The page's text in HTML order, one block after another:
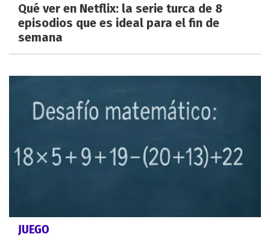
Qué ver en Netflix: la serie turca de 8
episodios que es ideal para el fin de
semana
JUEGO